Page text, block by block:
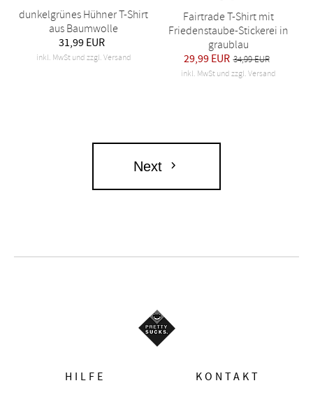
dunkelgrünes Hühner T-Shirt
aus Baumwolle
31,99 EUR
inkl. MwSt und zzgl. Versand
Fairtrade T-Shirt mit
Friedenstaube-Stickerei in
graublau
29,99 EUR 34,99 EUR
inkl. MwSt und zzgl. Versand
Next
HILFE KONTAKT